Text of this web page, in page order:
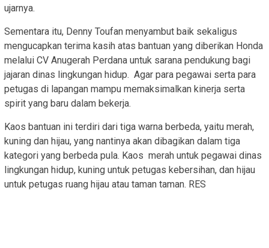
ujarnya.
Sementara itu, Denny Toufan menyambut baik sekaligus
mengucapkan terima kasih atas bantuan yang diberikan Honda
melalui CV Anugerah Perdana untuk sarana pendukung bagi
jajaran dinas lingkungan hidup. Agar para pegawai serta para
petugas di lapangan mampu memaksimalkan kinerja serta
spirit yang baru dalam bekerja.
Kaos bantuan ini terdiri dari tiga warna berbeda, yaitu merah,
kuning dan hijau, yang nantinya akan dibagikan dalam tiga
kategori yang berbeda pula. Kaos merah untuk pegawai dinas
lingkungan hidup, kuning untuk petugas kebersihan, dan hijau
untuk petugas ruang hijau atau taman taman. RES